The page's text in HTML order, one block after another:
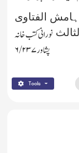
الفتاوی
نورانی کتب خانہ
پشاور ۶/۲۳۷
Tools